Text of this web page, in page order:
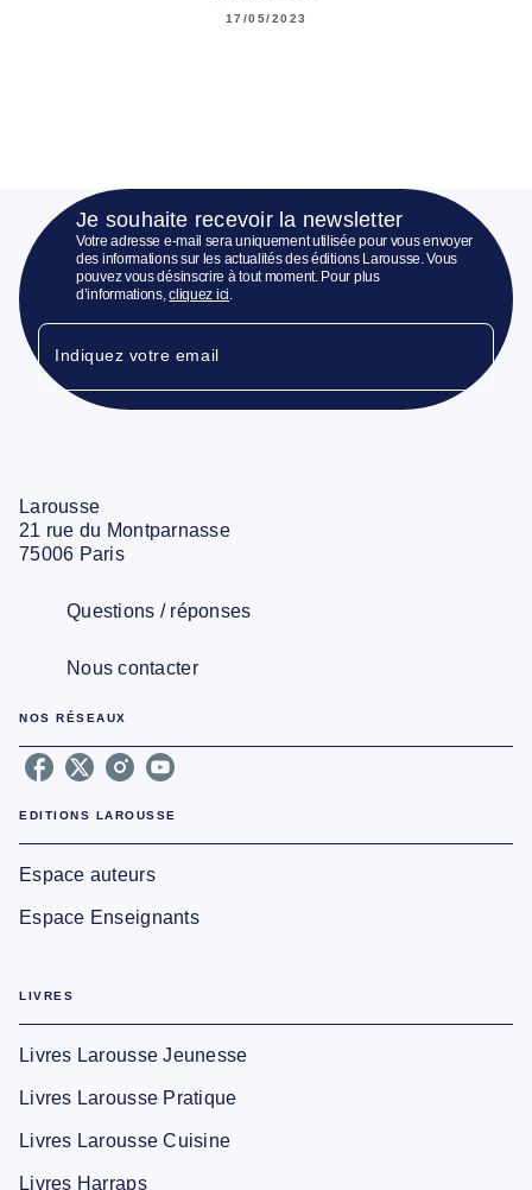
17/05/2023
Je souhaite recevoir la newsletter
Votre adresse e-mail sera uniquement utilisée pour vous envoyer
des informations sur les actualités des éditions Larousse. Vous
pouvez vous désinscrire à tout moment. Pour plus
d’informations,cliquez ici.
Indiquez votre email
Larousse
21 rue du Montparnasse
75006 Paris
Questions / réponses
Nous contacter
NOS RÉSEAUX
EDITIONS LAROUSSE
Espace auteurs
Espace Enseignants
LIVRES
Livres Larousse Jeunesse
Livres Larousse Pratique
Livres Larousse Cuisine
Livres Harraps